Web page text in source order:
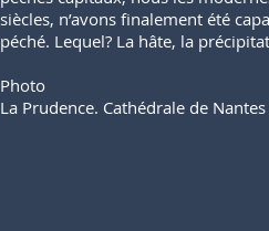
siècles, n’avons finalement été
péché. Lequel? La hâte, la
Photo
La Prudence. Cathédrale de Nantes